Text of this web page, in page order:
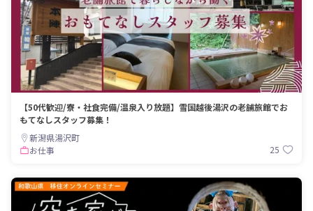
【50代歓迎/寮・社食完備/温泉入り放題】雪国越後湯沢の老舗旅館でお
もてなしスタッフ募集！
新潟県湯沢町
お仕事
25